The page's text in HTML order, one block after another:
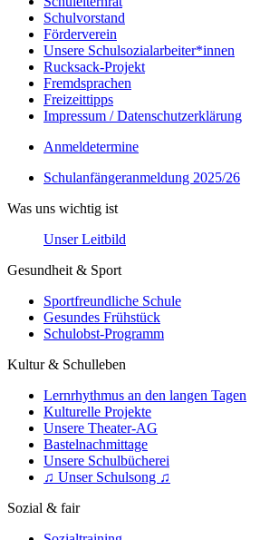
Schulvorstand
Förderverein
Unsere Schulsozialarbeiter*innen
Rucksack-Projekt
Fremdsprachen
Freizeittipps
Impressum / Datenschutzerklärung
Anmeldetermine
Schulanfängeranmeldung 2025/26
Was uns wichtig ist
Unser Leitbild
Gesundheit & Sport
Sportfreundliche Schule
Gesundes Frühstück
Schulobst-Programm
Kultur & Schulleben
Lernrhythmus an den langen Tagen
Kulturelle Projekte
Unsere Theater-AG
Bastelnachmittage
Unsere Schulbücherei
♫ Unser Schulsong ♫
Sozial & fair